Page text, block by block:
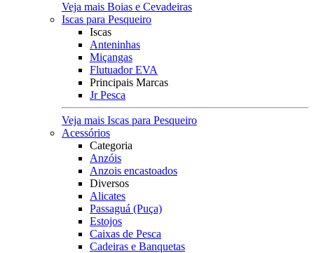
Veja mais Boias e Cevadeiras
Iscas para Pesqueiro
Iscas
Anteninhas
Miçangas
Flutuador EVA
Principais Marcas
Jr Pesca
Veja mais Iscas para Pesqueiro
Acessórios
Categoria
Anzóis
Anzois encastoados
Diversos
Alicates
Passaguá (Puça)
Estojos
Caixas de Pesca
Cadeiras e Banquetas